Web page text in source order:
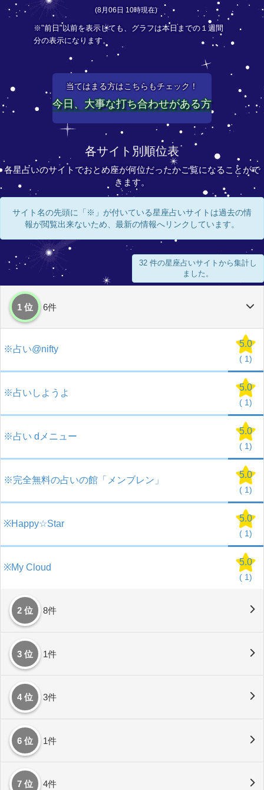
(8月06日 10時現在)
※"前日"以前を表示しても、グラフは本日までの１週間
分の表示になります。
当てはまる方はこちらもチェック！
今日、大事な打ち合わせがある方
各サイト別順位表
各星占いのサイトでおとめ座が何位だったかご覧になることがで
きます。
サイト名の先頭に「※」が付いている星座占いサイトは過去の情
報が閲覧出来ないため、最新の情報へリンクしています。
32 件の星座占いサイトから集計し
ました。
1 位 6件
※占い@nifty
5.0
( 1)
※占いしようよ
5.0
( 1)
※占い dメニュー
5.0
( 1)
※完全無料の占いの館「メンブレン」
5.0
( 1)
※Happy☆Star
5.0
( 1)
※My Cloud
5.0
( 1)
2 位 8件
3 位 1件
4 位 3件
6 位 1件
7 位 4件